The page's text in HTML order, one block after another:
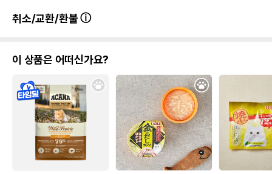
취소/교환/환불
이 상품은 어떠신가요?